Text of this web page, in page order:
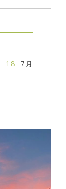
18 7月